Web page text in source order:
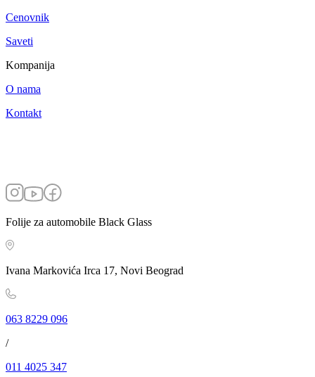
Cenovnik
Saveti
Kompanija
O nama
Kontakt
Folije za automobile Black Glass
Ivana Markovića Irca 17, Novi Beograd
063 8229 096
/
011 4025 347